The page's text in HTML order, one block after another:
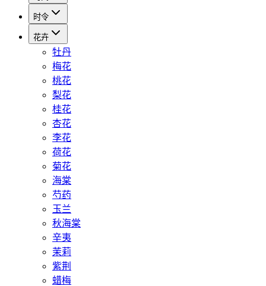
时令
花卉
牡丹
梅花
桃花
梨花
桂花
杏花
李花
荷花
菊花
海棠
芍药
玉兰
秋海棠
辛夷
茉莉
紫荆
蜡梅